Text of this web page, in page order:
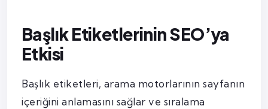
Başlık Etiketlerinin SEO’ya
Etkisi
Başlık etiketleri, arama motorlarının sayfanın
içeriğini anlamasını sağlar ve sıralama